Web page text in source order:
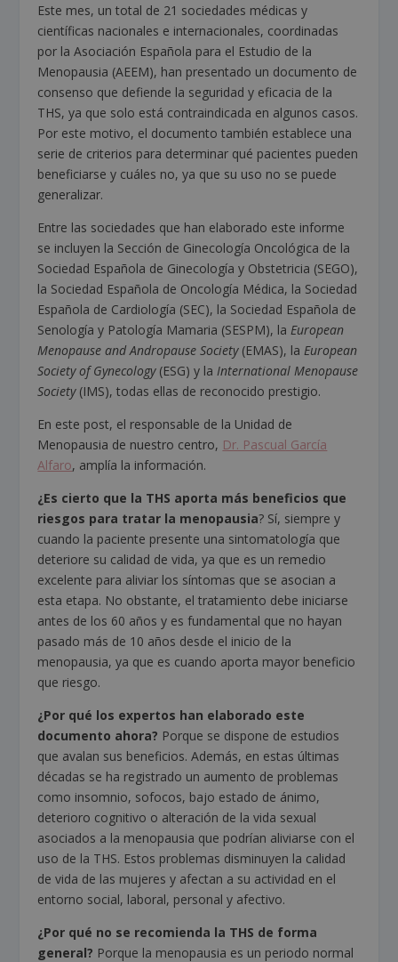
Este mes, un total de 21 sociedades médicas y
científicas nacionales e internacionales, coordinadas
por la Asociación Española para el Estudio de la
Menopausia (AEEM), han presentado un documento de
consenso que defiende la seguridad y eficacia de la
THS, ya que solo está contraindicada en algunos casos.
Por este motivo, el documento también establece una
serie de criterios para determinar qué pacientes pueden
beneficiarse y cuáles no, ya que su uso no se puede
generalizar.
Entre las sociedades que han elaborado este informe
se incluyen la Sección de Ginecología Oncológica de la
Sociedad Española de Ginecología y Obstetricia (SEGO),
la Sociedad Española de Oncología Médica, la Sociedad
Española de Cardiología (SEC), la Sociedad Española de
Senología y Patología Mamaria (SESPM), laEuropean
Menopause and Andropause Society(EMAS), laEuropean
Society of Gynecology(ESG) y laInternational Menopause
Society(IMS), todas ellas de reconocido prestigio.
En este post, el responsable de la Unidad de
Menopausia de nuestro centro, Dr. Pascual García
Alfaro, amplía la información.
¿Es cierto que la THS aporta más beneficios que
riesgos para tratar la menopausia? Sí, siempre y
cuando la paciente presente una sintomatología que
deteriore su calidad de vida, ya que es un remedio
excelente para aliviar los síntomas que se asocian a
esta etapa. No obstante, el tratamiento debe iniciarse
antes de los 60 años y es fundamental que no hayan
pasado más de 10 años desde el inicio de la
menopausia, ya que es cuando aporta mayor beneficio
que riesgo.
¿Por qué los expertos han elaborado este
documento ahora? Porque se dispone de estudios
que avalan sus beneficios. Además, en estas últimas
décadas se ha registrado un aumento de problemas
como insomnio, sofocos, bajo estado de ánimo,
deterioro cognitivo o alteración de la vida sexual
asociados a la menopausia que podrían aliviarse con el
uso de la THS. Estos problemas disminuyen la calidad
de vida de las mujeres y afectan a su actividad en el
entorno social, laboral, personal y afectivo.
¿Por qué no se recomienda la THS de forma
general? Porque la menopausia es un periodo normal